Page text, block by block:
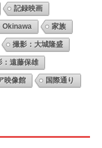
記録映画
Okinawa 家族
撮影：大城隆盛
：遠藤保雄
映像館 国際通り